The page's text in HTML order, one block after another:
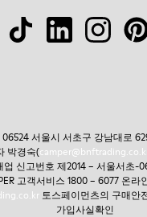
서울시 서초구 강남대로
박경숙(
업 신고번호 제2014 – 서울서초-
고객서비스 1800 – 6077 온라
토스페이먼츠의 구매안
가입사실확인